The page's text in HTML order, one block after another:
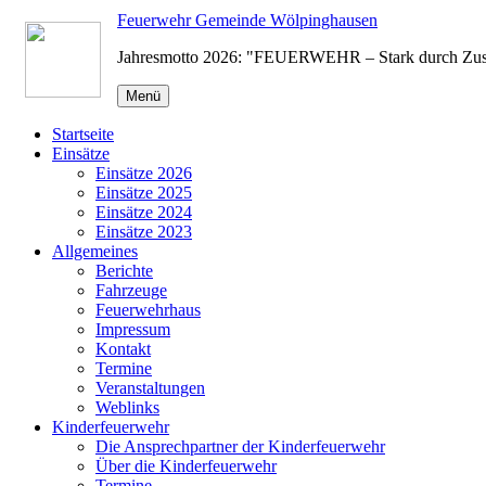
Zum
Inhalt
Feuerwehr Gemeinde Wölpinghausen
Jahresmotto 2026: "FEUERWEHR – Stark durch
Menü
Startseite
Einsätze
Einsätze 2026
Einsätze 2025
Einsätze 2024
Einsätze 2023
Allgemeines
Berichte
Fahrzeuge
Feuerwehrhaus
Impressum
Kontakt
Termine
Veranstaltungen
Weblinks
Kinderfeuerwehr
Die Ansprechpartner der Kinderfeuerwehr
Über die Kinderfeuerwehr